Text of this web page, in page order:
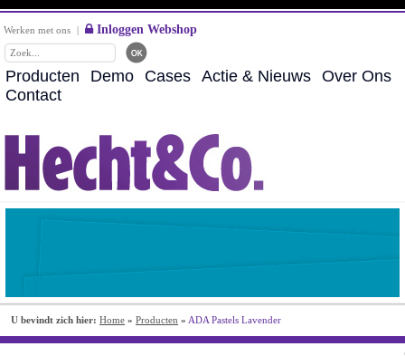
Werken met ons | Inloggen Webshop
Producten Demo Cases Actie & Nieuws Over Ons
Contact
U bevindt zich hier: Home » Producten » ADA Pastels Lavender